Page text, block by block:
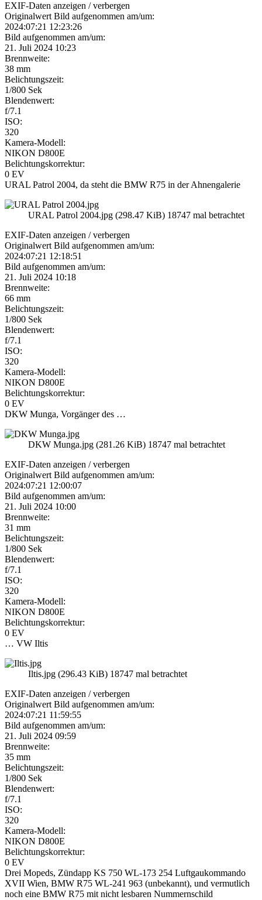
EXIF-Daten anzeigen / verbergen
Originalwert Bild aufgenommen am/um:
2024:07:21 12:23:26
Bild aufgenommen am/um:
21. Juli 2024 10:23
Brennweite:
38 mm
Belichtungszeit:
1/800 Sek
Blendenwert:
f/7.1
ISO:
320
Kamera-Modell:
NIKON D800E
Belichtungskorrektur:
0 EV
URAL Patrol 2004, da steht die BMW R75 in der Ahnengalerie
URAL Patrol 2004.jpg (298.47 KiB) 18747 mal betrachtet
EXIF-Daten anzeigen / verbergen
Originalwert Bild aufgenommen am/um:
2024:07:21 12:18:51
Bild aufgenommen am/um:
21. Juli 2024 10:18
Brennweite:
66 mm
Belichtungszeit:
1/800 Sek
Blendenwert:
f/7.1
ISO:
320
Kamera-Modell:
NIKON D800E
Belichtungskorrektur:
0 EV
DKW Munga, Vorgänger des …
DKW Munga.jpg (281.26 KiB) 18747 mal betrachtet
EXIF-Daten anzeigen / verbergen
Originalwert Bild aufgenommen am/um:
2024:07:21 12:00:07
Bild aufgenommen am/um:
21. Juli 2024 10:00
Brennweite:
31 mm
Belichtungszeit:
1/800 Sek
Blendenwert:
f/7.1
ISO:
320
Kamera-Modell:
NIKON D800E
Belichtungskorrektur:
0 EV
… VW Iltis
Iltis.jpg (296.43 KiB) 18747 mal betrachtet
EXIF-Daten anzeigen / verbergen
Originalwert Bild aufgenommen am/um:
2024:07:21 11:59:55
Bild aufgenommen am/um:
21. Juli 2024 09:59
Brennweite:
35 mm
Belichtungszeit:
1/800 Sek
Blendenwert:
f/7.1
ISO:
320
Kamera-Modell:
NIKON D800E
Belichtungskorrektur:
0 EV
Drei Mopeds, Zündapp KS 750 WL-173 254 Luftgaukommando
XVII Wien, BMW R75 WL-241 963 (unbekannt), und vermutlich
noch eine BMW R75 mit nicht lesbaren Nummernschild